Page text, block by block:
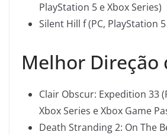
PlayStation 5 e Xbox Series)
Silent Hill f (PC, PlayStation
Melhor Direção
Clair Obscur: Expedition 33
Xbox Series e Xbox Game
Death Stranding 2: On The